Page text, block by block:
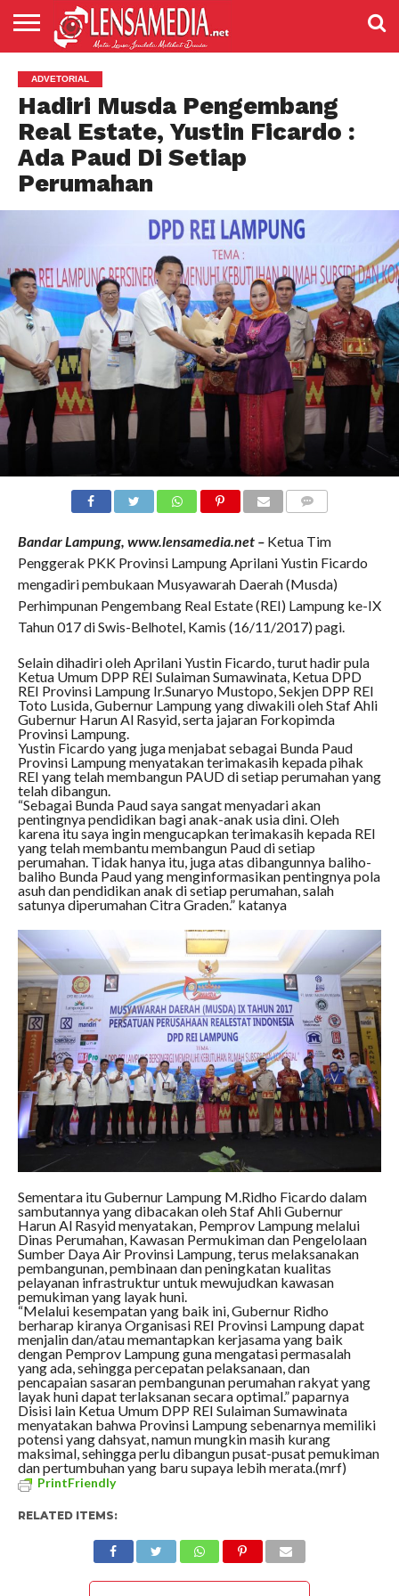
PENDIDIKAN
ENTERTAIMENT
POLITIK
PRISTIWA
SPORT
DAERAH
NASIONAL
ADVETORIAL
ADVETORIAL
Hadiri Musda Pengembang
Real Estate, Yustin Ficardo :
Ada Paud Di Setiap
Perumahan
Bandar Lampung, www.lensamedia.net –Ketua Tim
Penggerak PKK Provinsi Lampung Aprilani Yustin Ficardo
mengadiri pembukaan Musyawarah Daerah (Musda)
Perhimpunan Pengembang Real Estate (REI) Lampung ke-IX
Tahun 017 di Swis-Belhotel, Kamis (16/11/2017) pagi.
Selain dihadiri oleh Aprilani Yustin Ficardo, turut hadir pula
Ketua Umum DPP REI Sulaiman Sumawinata, Ketua DPD
REI Provinsi Lampung Ir.Sunaryo Mustopo, Sekjen DPP REI
Toto Lusida, Gubernur Lampung yang diwakili oleh Staf Ahli
Gubernur Harun Al Rasyid, serta jajaran Forkopimda
Provinsi Lampung.
Yustin Ficardo yang juga menjabat sebagai Bunda Paud
Provinsi Lampung menyatakan terimakasih kepada pihak
REI yang telah membangun PAUD di setiap perumahan yang
telah dibangun.
“Sebagai Bunda Paud saya sangat menyadari akan
pentingnya pendidikan bagi anak-anak usia dini. Oleh
karena itu saya ingin mengucapkan terimakasih kepada REI
yang telah membantu membangun Paud di setiap
perumahan. Tidak hanya itu, juga atas dibangunnya baliho-
baliho Bunda Paud yang menginformasikan pentingnya pola
asuh dan pendidikan anak di setiap perumahan, salah
satunya diperumahan Citra Graden.” katanya
Sementara itu Gubernur Lampung M.Ridho Ficardo dalam
sambutannya yang dibacakan oleh Staf Ahli Gubernur
Harun Al Rasyid menyatakan, Pemprov Lampung melalui
Dinas Perumahan, Kawasan Permukiman dan Pengelolaan
Sumber Daya Air Provinsi Lampung, terus melaksanakan
pembangunan, pembinaan dan peningkatan kualitas
pelayanan infrastruktur untuk mewujudkan kawasan
pemukiman yang layak huni.
“Melalui kesempatan yang baik ini, Gubernur Ridho
berharap kiranya Organisasi REI Provinsi Lampung dapat
menjalin dan/atau memantapkan kerjasama yang baik
dengan Pemprov Lampung guna mengatasi permasalah
yang ada, sehingga percepatan pelaksanaan, dan
pencapaian sasaran pembangunan perumahan rakyat yang
layak huni dapat terlaksanan secara optimal.” paparnya
Disisi lain Ketua Umum DPP REI Sulaiman Sumawinata
menyatakan bahwa Provinsi Lampung sebenarnya memiliki
potensi yang dahsyat, namun mungkin masih kurang
maksimal, sehingga perlu dibangun pusat-pusat pemukiman
dan pertumbuhan yang baru supaya lebih merata.(mrf)
PrintFriendly
RELATED ITEMS: